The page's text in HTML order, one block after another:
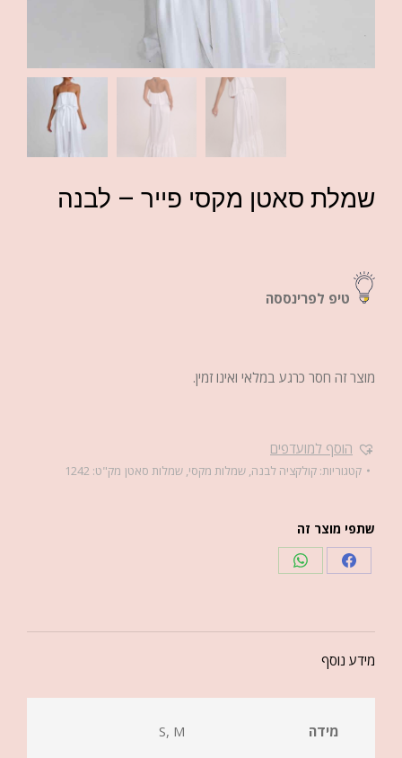
שמלת סאטן מקסי פייר – לבנה
טיפ לפרינססה
מוצר זה חסר כרגע במלאי ואינו זמין.
הוסף למועדפים
קטגוריות: קולקציה לבנה, שמלות מקסי, שמלות סאטן מק"ט: 1242
שתפי מוצר זה
מידע נוסף
מידה S, M